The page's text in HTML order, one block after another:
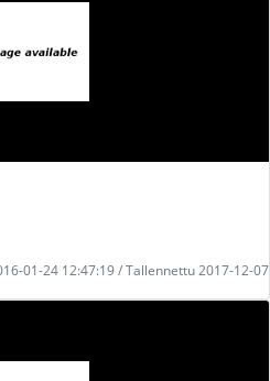
01-24 12:47:19 / Tallennettu 2017-12-07